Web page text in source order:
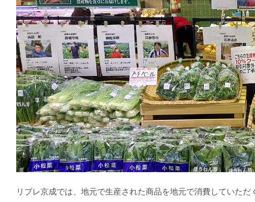
リブレ京成では、地元で生産された商品を地元で消費していた